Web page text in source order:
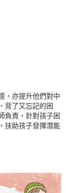
，亦提升他們對中
背了又忘記的困
負責，針對孩子困
扶助孩子發揮潛能